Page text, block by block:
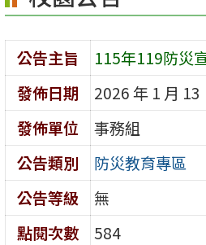
區
公告主旨
115年119防災
發佈日期
2026 年 1 月 13
發佈單位
事務組
公告類別
防災教育專區
公告等級
無
點閱次數
584